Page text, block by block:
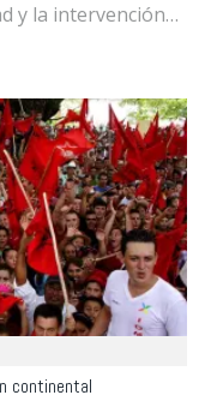
y la intervención…
continental